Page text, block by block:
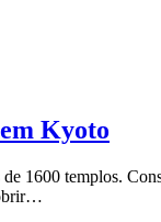
Kyoto
1600 templos.